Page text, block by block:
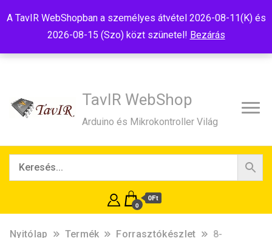
A TavIR WebShopban a személyes átvétel 2026-08-11(K) és
2026-08-15 (Szo) közt szünetel! Bezárás
TavIR WebShop
Arduino és Mikrokontroller Világ
0
0Ft
Nyitólap Termék Forrasztókészlet
8-